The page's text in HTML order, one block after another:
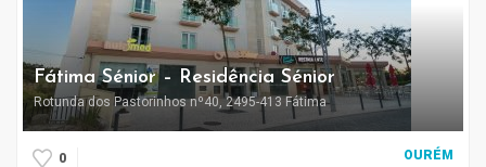
Fátima Sénior – Residência Sénior
Rotunda dos Pastorinhos nº40, 2495-413 Fátima
0 OURÉM